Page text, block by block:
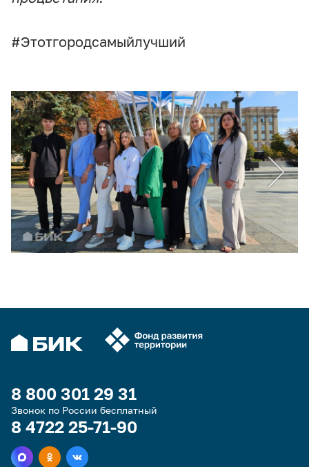
#Этотгородсамыйлучший
8 800 301 29 31
Звонок по России бесплатный
8 4722 25-71-90